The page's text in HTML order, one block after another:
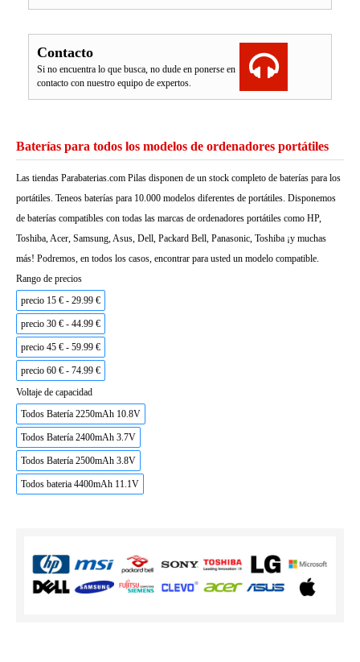
Contacto
Si no encuentra lo que busca, no dude en ponerse en
contacto con nuestro equipo de expertos.
Baterías para todos los modelos de ordenadores portátiles
Las tiendas Parabaterias.com Pilas disponen de un stock completo de baterías para los
portátiles. Teneos baterías para 10.000 modelos diferentes de portátiles. Disponemos
de baterías compatibles con todas las marcas de ordenadores portátiles como HP,
Toshiba, Acer, Samsung, Asus, Dell, Packard Bell, Panasonic, Toshiba ¡y muchas
más! Podremos, en todos los casos, encontrar para usted un modelo compatible.
Rango de precios
precio 15 € - 29.99 €
precio 30 € - 44.99 €
precio 45 € - 59.99 €
precio 60 € - 74.99 €
Voltaje de capacidad
Todos Batería 2250mAh 10.8V
Todos Batería 2400mAh 3.7V
Todos Batería 2500mAh 3.8V
Todos bateria 4400mAh 11.1V